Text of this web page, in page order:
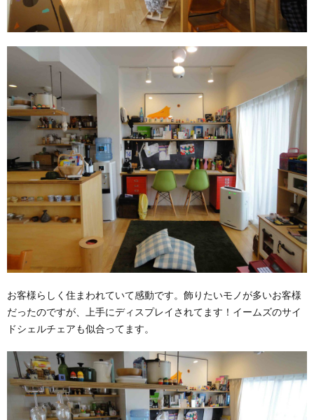
お客様らしく住まわれていて感動です。飾りたいモノが多いお客様
だったのですが、上手にディスプレイされてます！イームズのサイ
ドシェルチェアも似合ってます。